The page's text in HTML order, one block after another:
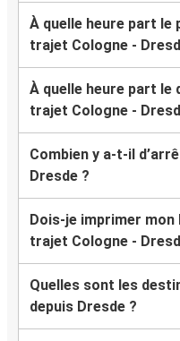
À quelle heure part le
trajet Cologne -
À quelle heure part le
trajet Cologne -
Combien y a-t-il
Dresde ?
Dois-je imprimer
trajet Cologne -
Quelles sont les
depuis Dresde ?